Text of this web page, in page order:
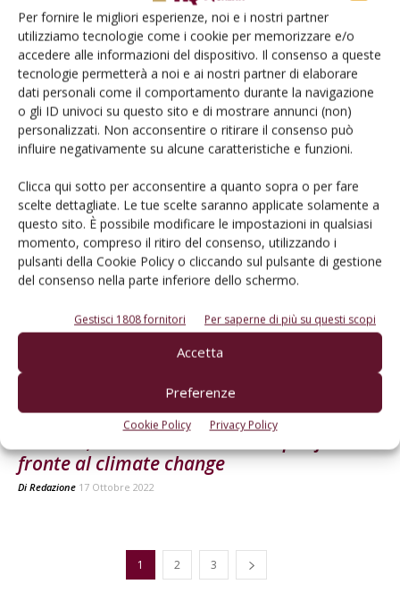
Per fornire le migliori esperienze, noi e i nostri partner
utilizziamo tecnologie come i cookie per memorizzare e/o
accedere alle informazioni del dispositivo. Il consenso a queste
tecnologie permetterà a noi e ai nostri partner di elaborare
dati personali come il comportamento durante la navigazione
o gli ID univoci su questo sito e di mostrare annunci (non)
personalizzati. Non acconsentire o ritirare il consenso può
influire negativamente su alcune caratteristiche e funzioni.
Clicca qui sotto per acconsentire a quanto sopra o per fare
scelte dettagliate. Le tue scelte saranno applicate solamente a
questo sito. È possibile modificare le impostazioni in qualsiasi
momento, compreso il ritiro del consenso, utilizzando i
pulsanti della Cookie Policy o cliccando sul pulsante di gestione
del consenso nella parte inferiore dello schermo.
Gestisci 1808 fornitori Per saperne di più su questi scopi
Accetta
Preferenze
Cookie Policy Privacy Policy
VIGNETO
Il climate change scompagina la geografia
delle Doc
Di Pierfederico Lanotte - 12 Dicembre 2022
MedCliV, conoscenze condivise per far
fronte al climate change
Di Redazione 17 Ottobre 2022
1 2 3